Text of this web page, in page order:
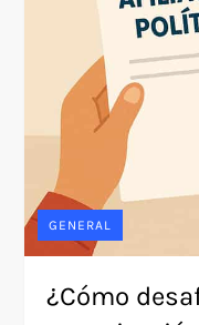
GENERAL
¿Cómo